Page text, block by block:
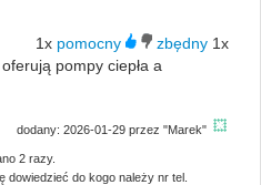
1x
1x
pompy ciepła a
dodany: 2026-01-29 przez "Marek"
2 razy.
dowiedzieć do kogo należy nr tel.